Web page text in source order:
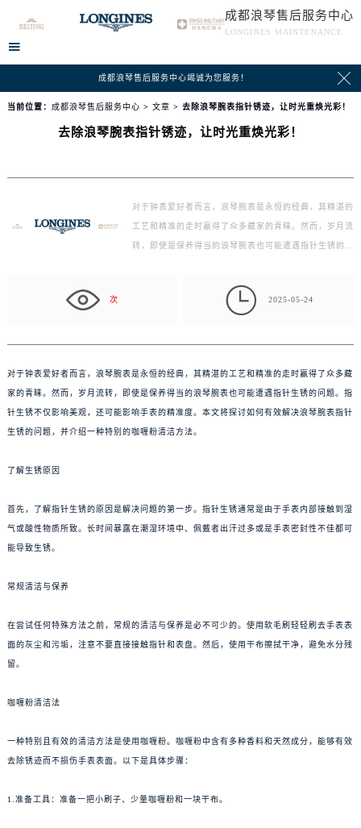
成都浪琴售后服务中心
LONGINES MAINTENANCE

成都浪琴售后服务中心竭诚为您服务！ 
当前位置： 成都浪琴售后服务中心 > 文章 > 去除浪琴腕表指针锈迹，让时光重焕光彩！
去除浪琴腕表指针锈迹，让时光重焕光彩！
对于钟表爱好者而言，浪琴腕表是永恒的经典，其精湛的
工艺和精准的走时赢得了众多藏家的青睐。然而，岁月流
转，即使是保养得当的浪琴腕表也可能遭遇指针生锈的
次  2025-05-24
对于钟表爱好者而言，浪琴腕表是永恒的经典，其精湛的工艺和精准的走时赢得了众多藏
家的青睐。然而，岁月流转，即使是保养得当的浪琴腕表也可能遭遇指针生锈的问题。指
针生锈不仅影响美观，还可能影响手表的精准度。本文将探讨如何有效解决浪琴腕表指针
生锈的问题，并介绍一种特别的咖喱粉清洁方法。
了解生锈原因
首先，了解指针生锈的原因是解决问题的第一步。指针生锈通常是由于手表内部接触到湿
气或酸性物质所致。长时间暴露在潮湿环境中、佩戴者出汗过多或是手表密封性不佳都可
能导致生锈。
常规清洁与保养
在尝试任何特殊方法之前，常规的清洁与保养是必不可少的。使用软毛刷轻轻刷去手表表
面的灰尘和污垢，注意不要直接接触指针和表盘。然后，使用干布擦拭干净，避免水分残
留。
咖喱粉清洁法
一种特别且有效的清洁方法是使用咖喱粉。咖喱粉中含有多种香料和天然成分，能够有效
去除锈迹而不损伤手表表面。以下是具体步骤：
1.准备工具：准备一把小刷子、少量咖喱粉和一块干布。